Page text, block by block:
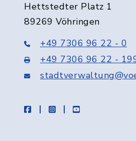
Hettstedter Platz 1
89269 Vöhringen
+49 7306 96 22 - 0
+49 7306 96 22 -
facebookinstagramyoutube